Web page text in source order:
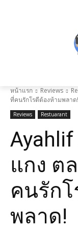
หน้าแรก Reviews
ที่คนรักโรตีต้องห้ามพลาด!
Reviews Restuarant
แกง ต
คนรัก
พลาด!